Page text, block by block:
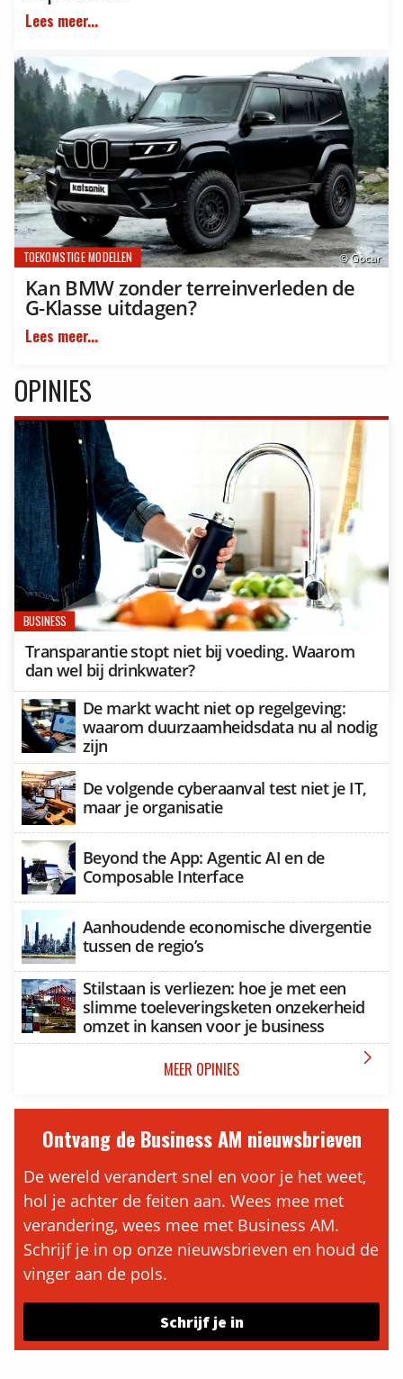
Lees meer...
© Gocar
TOEKOMSTIGE MODELLEN
Kan BMW zonder terreinverleden de
G-Klasse uitdagen?
Lees meer...
OPINIES
BUSINESS
Transparantie stopt niet bij voeding. Waarom
dan wel bij drinkwater?
De markt wacht niet op regelgeving:
waarom duurzaamheidsdata nu al nodig
zijn
De volgende cyberaanval test niet je IT,
maar je organisatie
Beyond the App: Agentic AI en de
Composable Interface
Aanhoudende economische divergentie
tussen de regio’s
Stilstaan is verliezen: hoe je met een
slimme toeleveringsketen onzekerheid
omzet in kansen voor je business
MEER OPINIES

Ontvang de Business AM nieuwsbrieven
De wereld verandert snel en voor je het weet,
hol je achter de feiten aan. Wees mee met
verandering, wees mee met Business AM.
Schrijf je in op onze nieuwsbrieven en houd de
vinger aan de pols.
Schrijf je in